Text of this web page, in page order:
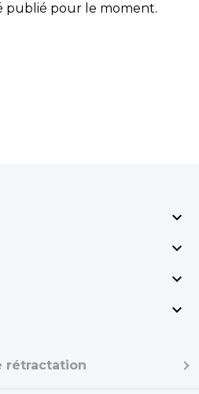
publié pour le moment.




rétractation